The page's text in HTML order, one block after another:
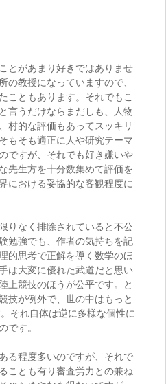
とがあまり好きではありませ
の教授になっていますので、
こともあります。それでもこ
言うだけならまだしも、人物
村的な評価もあってスッキリ
もそも適正に人や研究テーマ
ですが、それでも好き嫌いや
先生方を十分数集めて評価を
における妥協的な客観程度に
りなく排除されていると不公
勉強でも、作者の気持ちを記
的思考で正解を導く数学のほ
は大変に優れた武道だと思い
上競技のほうが公平です。と
技が例外で、世の中はもっと
それ自体は逆に多様な個性に
です。
る程度多いのですが、それで
ことも有り審査労力との兼ね